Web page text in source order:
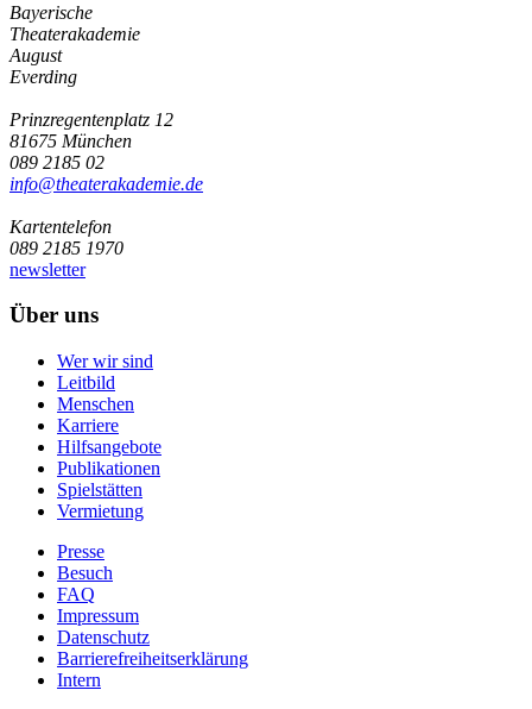
Bayerische
Theaterakademie
August
Everding
Prinzregentenplatz 12
81675 München
089 2185 02
info@­theaterakademie.de
Kartentelefon
089 2185 1970
newsletter
Über uns
Wer wir sind
Leitbild
Menschen
Karriere
Hilfsangebote
Publikationen
Spielstätten
Vermietung
Presse
Besuch
FAQ
Impressum
Datenschutz
Barrierefreiheitserklärung
Intern